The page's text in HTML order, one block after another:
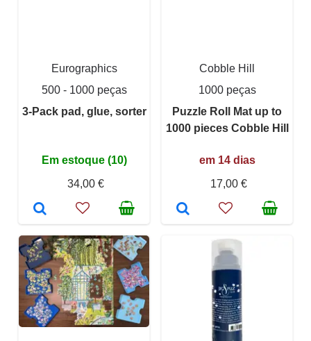
Eurographics
500 - 1000 peças
3-Pack pad, glue, sorter
Em estoque (10)
34,00 €
Cobble Hill
1000 peças
Puzzle Roll Mat up to
1000 pieces Cobble Hill
em 14 dias
17,00 €